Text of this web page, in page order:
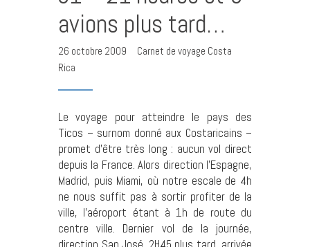
avions plus tard…
26 octobre 2009
Carnet de voyage Costa
Rica
Le voyage pour atteindre le pays des
Ticos – surnom donné aux Costaricains –
promet d’être très long : aucun vol direct
depuis la France. Alors direction l’Espagne,
Madrid, puis Miami, où notre escale de 4h
ne nous suffit pas à sortir profiter de la
ville, l’aéroport étant à 1h de route du
centre ville. Dernier vol de la journée,